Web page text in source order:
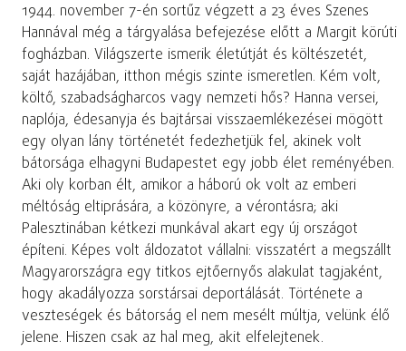
1944. november 7-én sortűz végzett a 23 éves Szenes
Hannával még a tárgyalása befejezése előtt a Margit körúti
fogházban. Világszerte ismerik életútját és költészetét,
saját hazájában, itthon mégis szinte ismeretlen. Kém volt,
költő, szabadságharcos vagy nemzeti hős? Hanna versei,
naplója, édesanyja és bajtársai visszaemlékezései mögött
egy olyan lány történetét fedezhetjük fel, akinek volt
bátorsága elhagyni Budapestet egy jobb élet reményében.
Aki oly korban élt, amikor a háború ok volt az emberi
méltóság eltiprására, a közönyre, a vérontásra; aki
Palesztinában kétkezi munkával akart egy új országot
építeni. Képes volt áldozatot vállalni: visszatért a megszállt
Magyarországra egy titkos ejtőernyős alakulat tagjaként,
hogy akadályozza sorstársai deportálását. Története a
veszteségek és bátorság el nem mesélt múltja, velünk élő
jelene. Hiszen csak az hal meg, akit elfelejtenek.